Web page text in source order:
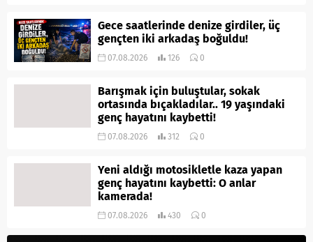
Gece saatlerinde denize girdiler, üç
gençten iki arkadaş boğuldu!
07.08.2026 126 0
Barışmak için buluştular, sokak
ortasında bıçakladılar.. 19 yaşındaki
genç hayatını kaybetti!
07.08.2026 312 0
Yeni aldığı motosikletle kaza yapan
genç hayatını kaybetti: O anlar
kamerada!
07.08.2026 430 0